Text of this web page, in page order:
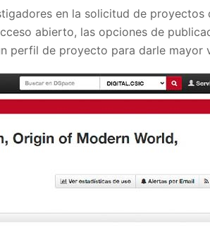
en la solicitud de
abierto, las opciones de
perfil de proyecto para darle mayor